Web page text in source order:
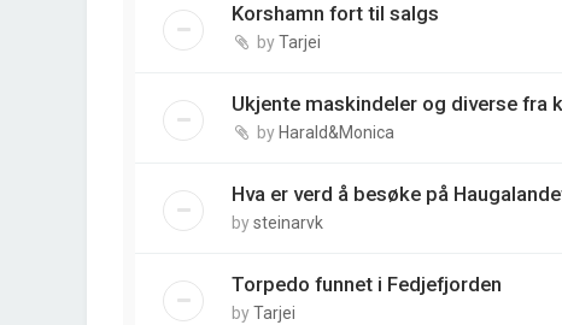
Korshamn fort til salgs
byTarjei
Ukjente maskindeler og diverse fra
by Harald&Monica
Hva er verd å besøke på
bysteinarvk
Torpedo funnet i Fedjefjorden
byTarjei